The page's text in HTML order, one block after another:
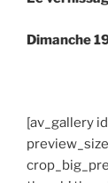
Dimanche
[av_gallery